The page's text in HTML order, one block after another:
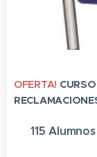
OFERTA!
✔ 115